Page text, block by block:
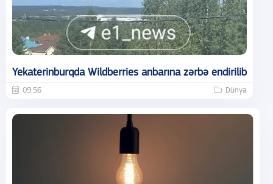
Yekaterinburqda Wildberries anbarına zərbə endirilib
09:56 Dünya